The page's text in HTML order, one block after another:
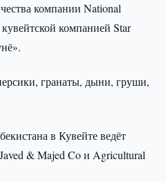
компании National
компанией Star
гранаты, дыни, груши,
в Кувейте ведёт
& Majed Co и Agricultural